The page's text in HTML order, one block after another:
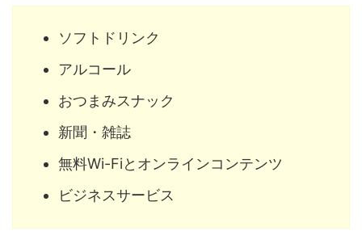
ソフトドリンク
アルコール
おつまみスナック
新聞・雑誌
無料Wi-Fiとオンラインコンテンツ
ビジネスサービス